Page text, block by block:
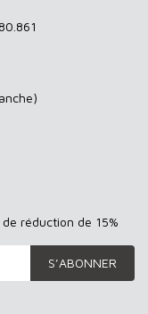
réduction de 15%
S’ABONNER